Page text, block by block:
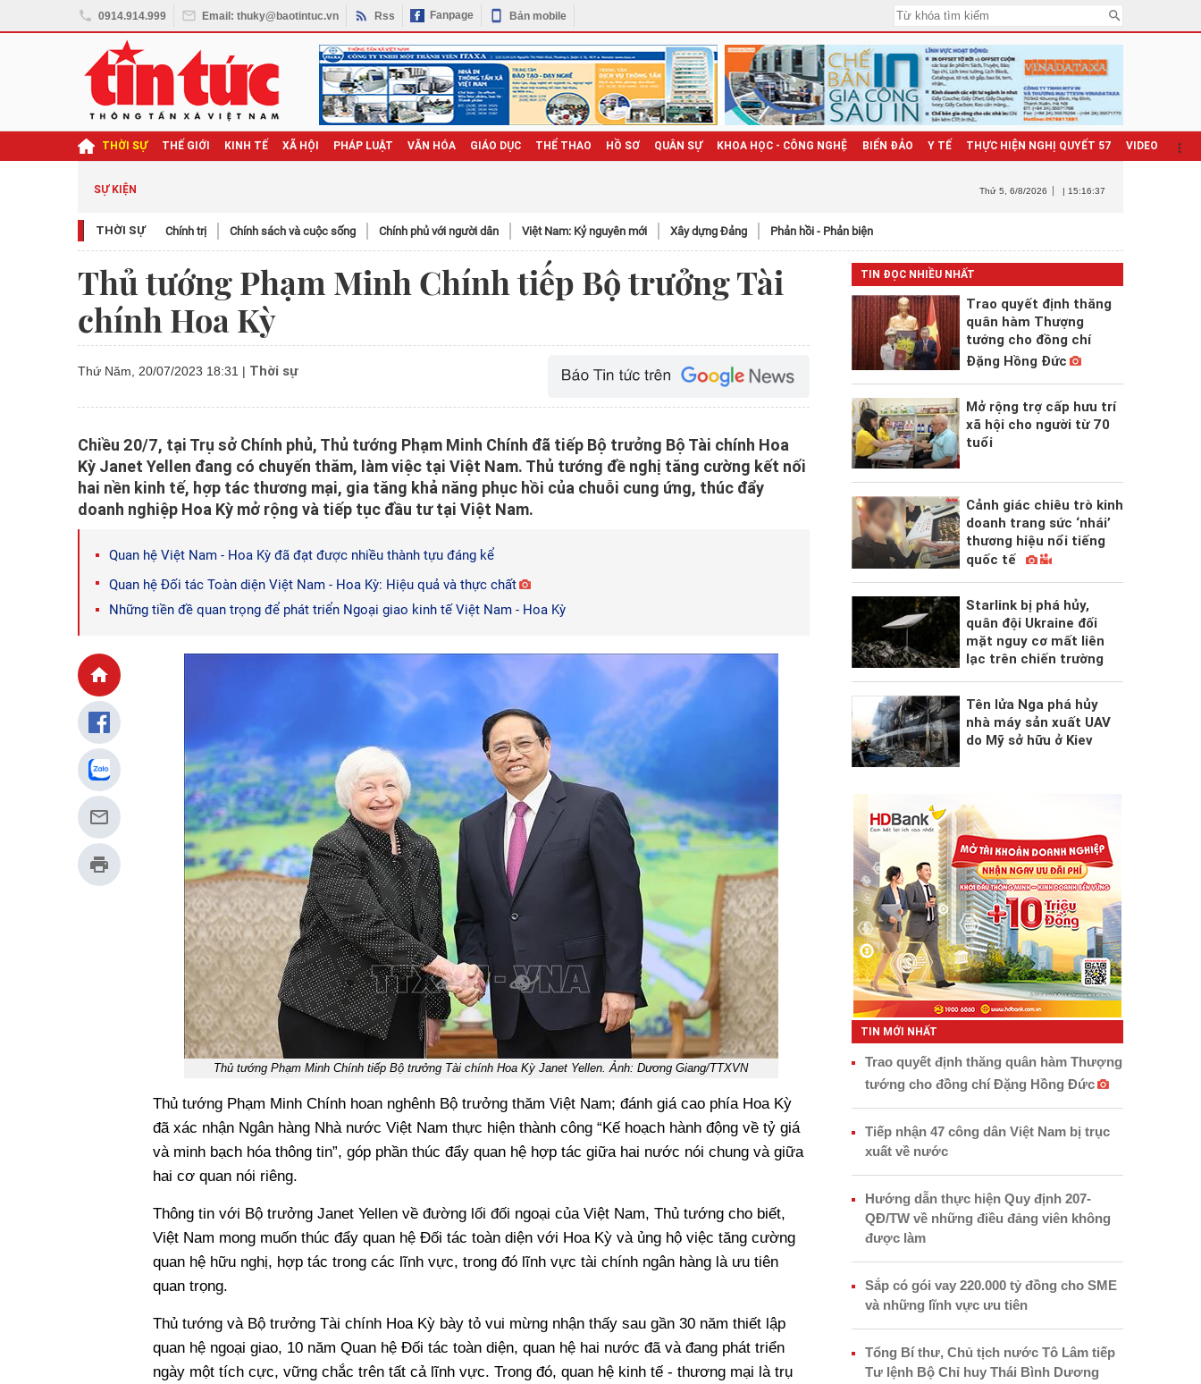
0914.914.999 Email: thuky@baotintuc.vn Rss Fanpage Bản mobile
THỜI SỰ THẾ GIỚI KINH TẾ XÃ HỘI PHÁP LUẬT VĂN HÓA GIÁO DỤC THỂ THAO HỒ SƠ QUÂN SỰ KHOA HỌC - CÔNG NGHỆ BIỂN ĐẢO Y TẾ THỰC HIỆN NGHỊ QUYẾT 57 VIDEO
SỰ KIỆN Thứ 5 , 6/8/2026 | 15:16:38
THỜI SỰ Chính trị Chính sách và cuộc sống Chính phủ với người dân Việt Nam: Kỷ nguyên mới Xây dựng Đảng Phản hồi - Phản biện
Thủ tướng Phạm Minh Chính tiếp Bộ trưởng Tài
chính Hoa Kỳ
Thứ Năm, 20/07/2023 18:31 | Thời sự
Chiều 20/7, tại Trụ sở Chính phủ, Thủ tướng Phạm Minh Chính đã tiếp Bộ trưởng Bộ Tài chính Hoa
Kỳ Janet Yellen đang có chuyến thăm, làm việc tại Việt Nam. Thủ tướng đề nghị tăng cường kết nối
hai nền kinh tế, hợp tác thương mại, gia tăng khả năng phục hồi của chuỗi cung ứng, thúc đẩy
doanh nghiệp Hoa Kỳ mở rộng và tiếp tục đầu tư tại Việt Nam.
Quan hệ Việt Nam - Hoa Kỳ đã đạt được nhiều thành tựu đáng kể
Quan hệ Đối tác Toàn diện Việt Nam - Hoa Kỳ: Hiệu quả và thực chất
Những tiền đề quan trọng để phát triển Ngoại giao kinh tế Việt Nam - Hoa Kỳ
Thủ tướng Phạm Minh Chính tiếp Bộ trưởng Tài chính Hoa Kỳ Janet Yellen. Ảnh: Dương Giang/TTXVN
Thủ tướng Phạm Minh Chính hoan nghênh Bộ trưởng thăm Việt Nam; đánh giá cao phía Hoa Kỳ
đã xác nhận Ngân hàng Nhà nước Việt Nam thực hiện thành công “Kế hoạch hành động về tỷ giá
và minh bạch hóa thông tin”, góp phần thúc đẩy quan hệ hợp tác giữa hai nước nói chung và giữa
hai cơ quan nói riêng.
Thông tin với Bộ trưởng Janet Yellen về đường lối đối ngoại của Việt Nam, Thủ tướng cho biết,
Việt Nam mong muốn thúc đẩy quan hệ Đối tác toàn diện với Hoa Kỳ và ủng hộ việc tăng cường
quan hệ hữu nghị, hợp tác trong các lĩnh vực, trong đó lĩnh vực tài chính ngân hàng là ưu tiên
quan trọng.
Thủ tướng và Bộ trưởng Tài chính Hoa Kỳ bày tỏ vui mừng nhận thấy sau gần 30 năm thiết lập
quan hệ ngoại giao, 10 năm Quan hệ Đối tác toàn diện, quan hệ hai nước đã và đang phát triển
ngày một tích cực, vững chắc trên tất cả lĩnh vực. Trong đó, quan hệ kinh tế - thương mại là trụ
TIN ĐỌC NHIỀU NHẤT
Trao quyết định thăng
quân hàm Thượng
tướng cho đồng chí
Đặng Hồng Đức
Mở rộng trợ cấp hưu trí
xã hội cho người từ 70
tuổi
Cảnh giác chiêu trò kinh
doanh trang sức ‘nhái’
thương hiệu nổi tiếng
quốc tế
Starlink bị phá hủy,
quân đội Ukraine đối
mặt nguy cơ mất liên
lạc trên chiến trường
Tên lửa Nga phá hủy
nhà máy sản xuất UAV
do Mỹ sở hữu ở Kiev
TIN MỚI NHẤT
Trao quyết định thăng quân hàm Thượng
tướng cho đồng chí Đặng Hồng Đức
Tiếp nhận 47 công dân Việt Nam bị trục
xuất về nước
Hướng dẫn thực hiện Quy định 207-
QĐ/TW về những điều đảng viên không
được làm
Sắp có gói vay 220.000 tỷ đồng cho SME
và những lĩnh vực ưu tiên
Tổng Bí thư, Chủ tịch nước Tô Lâm tiếp
Tư lệnh Bộ Chỉ huy Thái Bình Dương